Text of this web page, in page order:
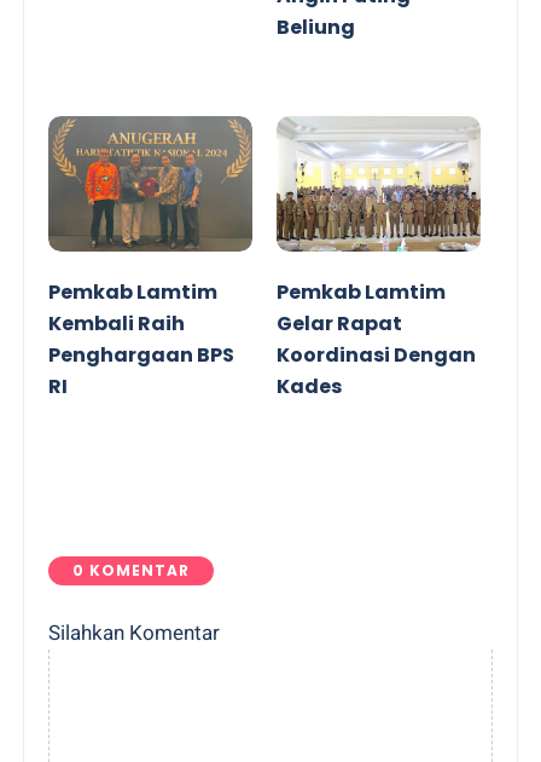
Beliung
Pemkab Lamtim
Kembali Raih
Penghargaan BPS
RI
Pemkab Lamtim
Gelar Rapat
Koordinasi Dengan
Kades
0 KOMENTAR
Silahkan Komentar